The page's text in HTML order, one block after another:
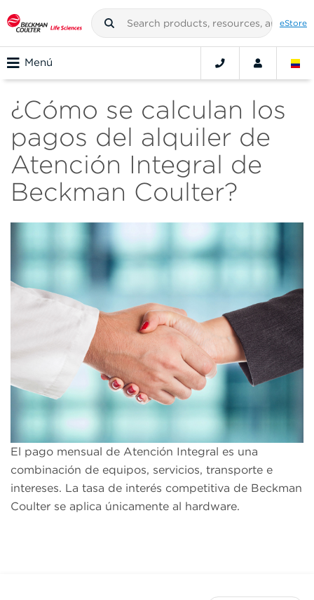
eStore
Menú
¿Cómo se calculan los
pagos del alquiler de
Atención Integral de
Beckman Coulter?
El pago mensual de Atención Integral es una
combinación de equipos, servicios, transporte e
intereses. La tasa de interés competitiva de Beckman
Coulter se aplica únicamente al hardware.